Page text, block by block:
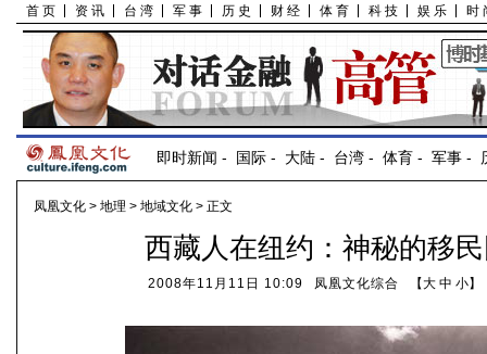
首 页 资 讯 台 湾 军 事 历 史 财 经 体 育 科 技 娱 乐 时
即时新闻 - 国际 - 大陆 - 台湾 - 体育 - 军事 -
凤凰文化 > 地理 > 地域文化 > 正文
西藏人在纽约：神秘的移
2008年11月11日 10:09 凤凰文化综合 【大 中 小】